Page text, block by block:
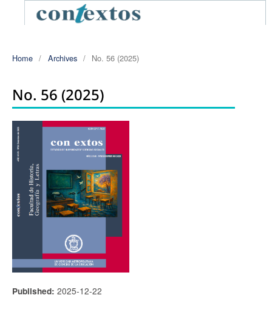
Home / Archives / No. 56 (2025)
No. 56 (2025)
Published: 2025-12-22